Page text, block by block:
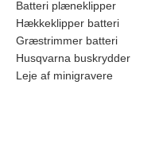
Batteri plæneklipper
Hækkeklipper batteri
Græstrimmer batteri
Husqvarna buskrydder
Leje af minigravere